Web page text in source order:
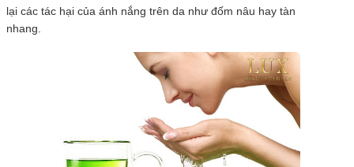
lại các tác hại của ánh nắng trên da như đốm nâu hay tàn
nhang.